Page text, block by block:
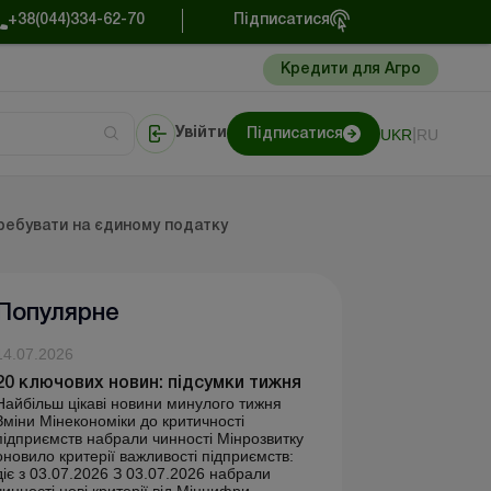
+38(044)334-62-70 Підписатися
Кредити для Агро
Увійти Підписатися UKR RU
на єдиному податку
Популярне
ключових новин: підсумки тижня
цікаві новини минулого тижня
Мінекономіки до критичності
набрали чинності Мінрозвитку
критерії важливості підприємств:
з 03.07.2026 З 03.07.2026 набрали